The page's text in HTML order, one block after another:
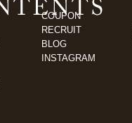
COUPON
RECRUIT
BLOG
INSTAGRAM